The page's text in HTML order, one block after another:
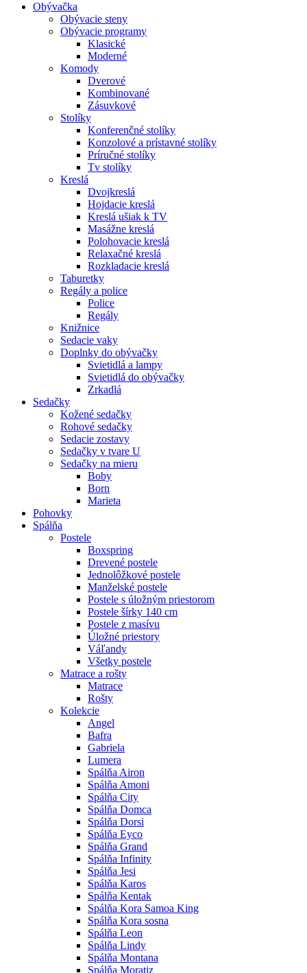
Obývačka
Obývacie steny
Obývacie programy
Klasické
Moderné
Komody
Dverové
Kombinované
Zásuvkové
Stolíky
Konferenčné stolíky
Konzolové a prístavné stolíky
Príručné stolíky
Tv stolíky
Kreslá
Dvojkreslá
Hojdacie kreslá
Kreslá ušiak k TV
Masážne kreslá
Polohovacie kreslá
Relaxačné kreslá
Rozkladacie kreslá
Taburetky
Regály a police
Police
Regály
Knižnice
Sedacie vaky
Doplnky do obývačky
Svietidlá a lampy
Svietidlá do obývačky
Zrkadlá
Sedačky
Kožené sedačky
Rohové sedačky
Sedacie zostavy
Sedačky v tvare U
Sedačky na mieru
Boby
Born
Marieta
Pohovky
Spálňa
Postele
Boxspring
Drevené postele
Jednolôžkové postele
Manželské postele
Postele s úložným priestorom
Postele šírky 140 cm
Postele z masívu
Úložné priestory
Váľandy
Všetky postele
Matrace a rošty
Matrace
Rošty
Kolekcie
Angel
Bafra
Gabriela
Lumera
Spálňa Airon
Spálňa Amoni
Spálňa City
Spálňa Domca
Spálňa Dorsi
Spálňa Eyco
Spálňa Grand
Spálňa Infinity
Spálňa Jesi
Spálňa Karos
Spálňa Kentak
Spálňa Kora Samoa King
Spálňa Kora sosna
Spálňa Leon
Spálňa Lindy
Spálňa Montana
Spálňa Moratiz